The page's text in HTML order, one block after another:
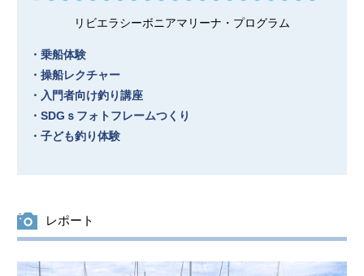
リビエラシーボニアマリーナ・プログラム
・乗船体験
・操船レクチャー
・入門者向け釣り講座
・SDGｓフォトフレームつくり
・子ども釣り体験
レポート